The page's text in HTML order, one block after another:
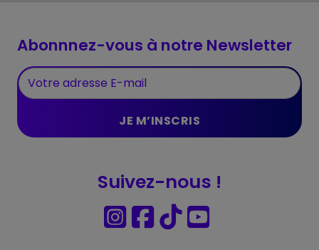
Abonnnez-vous à notre Newsletter
Suivez-nous !